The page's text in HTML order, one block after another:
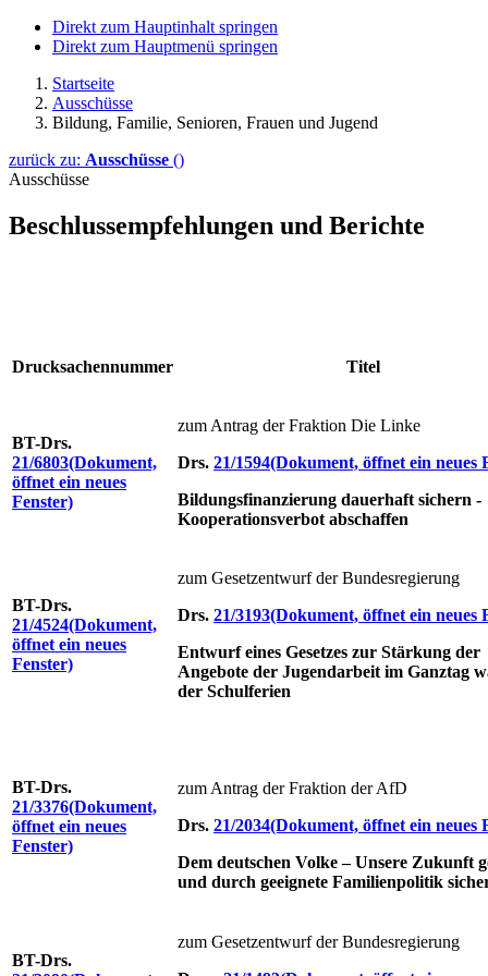
Direkt zum Hauptinhalt springen
Direkt zum Hauptmenü springen
Startseite
Ausschüsse
Bildung, Familie, Senioren, Frauen und Jugend
zurück zu: Ausschüsse ()
Ausschüsse
Beschlussempfehlungen und Berichte
Drucksachennummer Titel
BT-Drs.
21/6803(Dokument,
öffnet ein neues
Fenster)
zum Antrag der Fraktion Die Linke
Drs. 21/1594(Dokument, öffnet ein neues
Bildungsfinanzierung dauerhaft sichern -
Kooperationsverbot abschaffen
BT-Drs.
21/4524(Dokument,
öffnet ein neues
Fenster)
zum Gesetzentwurf der Bundesregierung
Drs. 21/3193(Dokument, öffnet ein neues
Entwurf eines Gesetzes zur Stärkung der
Angebote der Jugendarbeit im Ganztag
der Schulferien
BT-Drs.
21/3376(Dokument,
öffnet ein neues
Fenster)
zum Antrag der Fraktion der AfD
Drs. 21/2034(Dokument, öffnet ein neues
Dem deutschen Volke – Unsere Zukunft
und durch geeignete Familienpolitik
BT-Drs.
zum Gesetzentwurf der Bundesregierung